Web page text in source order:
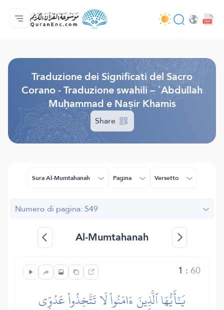
Home
Indice traduzioni
Audio
Servizi per sviluppatori - API
Sul progetto
Contattaci
Lingua
Traduzione dei Significati del Sacro
Corano - Traduzione swahili – ʿAbdullah
Muḥammad e Naṣir Khamis
Share
Sura Al-Mumtahanah Pagina Versetto
Numero di pagina: 549
Al-Mumtahanah
1 :60
يَٰٓأَيُّهَا ٱلَّذِينَ ءَامَنُواْ لَا تَتَّخِذُواْ عَدُوِّي